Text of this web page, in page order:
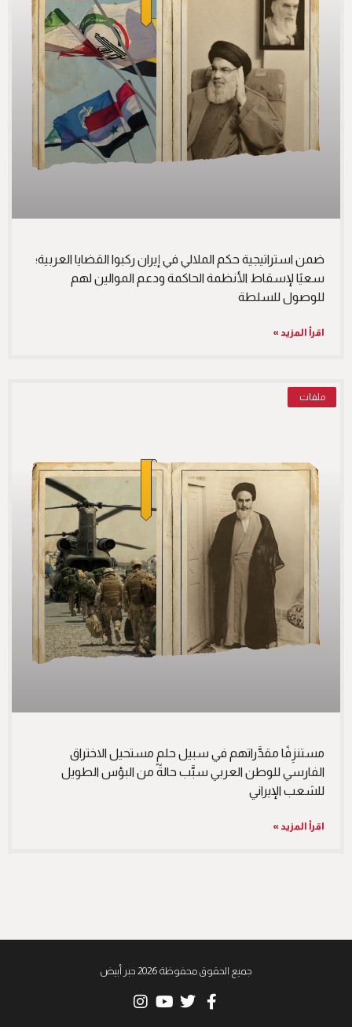
ضمن استراتيجية حكم الملالي في إيران ركبوا القضايا العربية؛
سعيًا لإسقاط الأنظمة الحاكمة ودعم الموالين لهم
للوصول للسلطة
اقرأ المزيد »
ملفات
مستنزِفًا مقدَّراتهم في سبيل حلمٍ مستحيل الاختراق
الفارسي للوطن العربي سبَّب حالةً من البؤس الطويل
للشعب الإيراني
اقرأ المزيد »
جميع الحقوق محفوظة 2026 حبر أبيض